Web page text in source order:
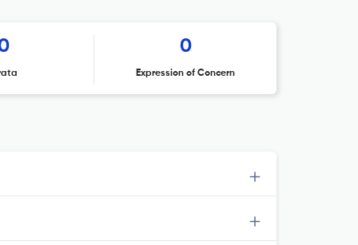
0
Expression of Concern